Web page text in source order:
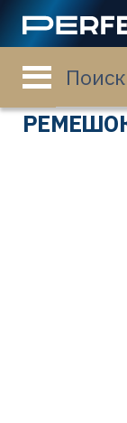
Главная страница